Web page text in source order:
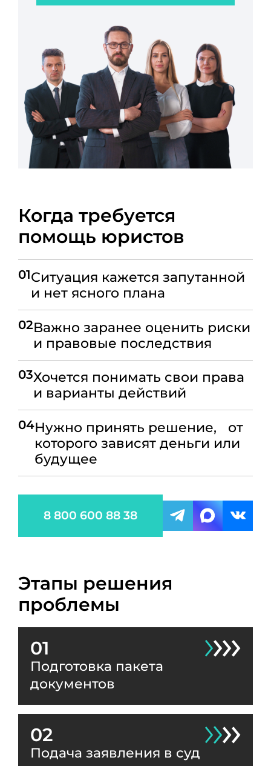
Когда требуется
помощь юристов
01Ситуация кажется запутанной
и нет ясного плана
02Важно заранее оценить риски
и правовые последствия
03Хочется понимать свои права
и варианты действий
04Нужно принять решение, от
которого зависят деньги или
будущее
8 800 600 88 38
Этапы решения
проблемы
01
Подготовка пакета
документов
02
Подача заявления в суд